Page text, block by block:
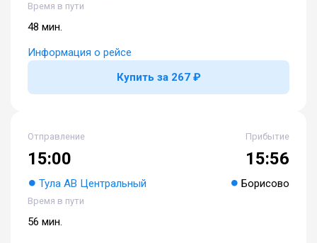
Время в пути
48 мин.
Информация о рейсе
Купить за 267 ₽
Отправление
15:00
Тула АВ Центральный
Прибытие
15:56
Борисово
Время в пути
56 мин.